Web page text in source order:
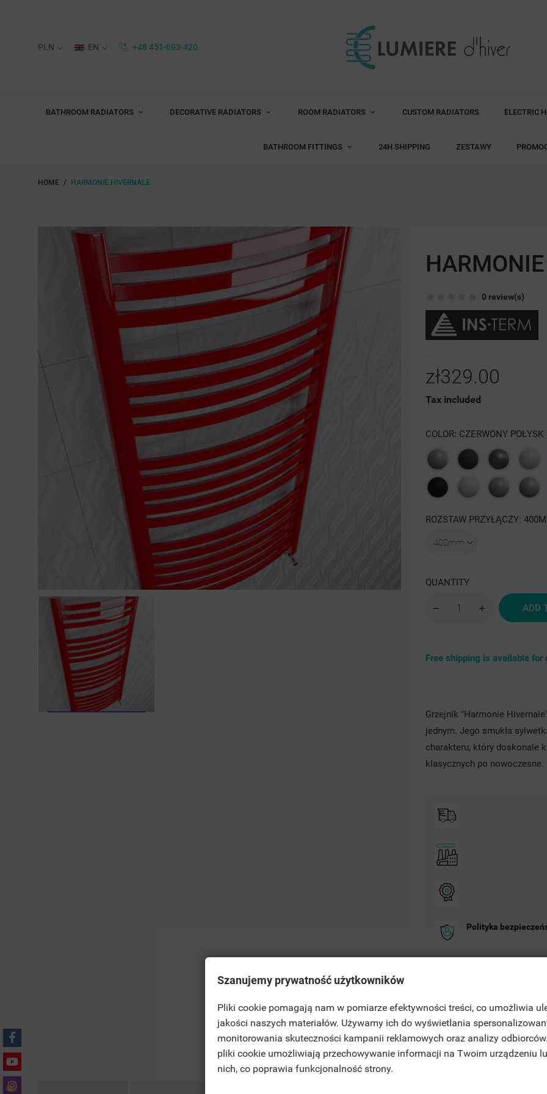
PLN EN +48 451-693-420
BATHROOM RADIATORS DECORATIVE RADIATORS ROOM RADIATORS CUSTOM RADIATORS ELECTRIC
BATHROOM FITTINGS 24H SHIPPING ZESTAWY
HOME HARMONIE HIVERNALE
0 review(s)
zł329.00
Tax included
COLOR: CZERWONY POŁYSK
Szary
struktura
Grafit Antracyt
struktura
Biały
Czarna
struktura
Biały
mat
struktura
Szary 4
luty
ROZSTAW PRZYŁĄCZY:
QUANTITY
ADD
Free shipping is available for
Grzejnik "Harmonie
jednym. Jego smukła
charakteru, który doskonale
klasycznych po nowoczesne.
Polityka
Zasady zwrotu
MOJE LISTY ŻYCZEŃ
((TITLE))
((LABEL))
SIGN IN
YOU NEED TO BE LOGGED IN TO SAVE PRODUCTS IN YOUR WISHLIST.
Szanujemy prywatność użytkowników
Pliki cookie pomagają nam w pomiarze efektywności treści, co umożliwia
jakości naszych materiałów. Używamy ich do wyświetlania
monitorowania skuteczności kampanii reklamowych oraz analizy
pliki cookie umożliwiają przechowywanie informacji na Twoim urządzeniu
nich, co poprawia funkcjonalność strony.